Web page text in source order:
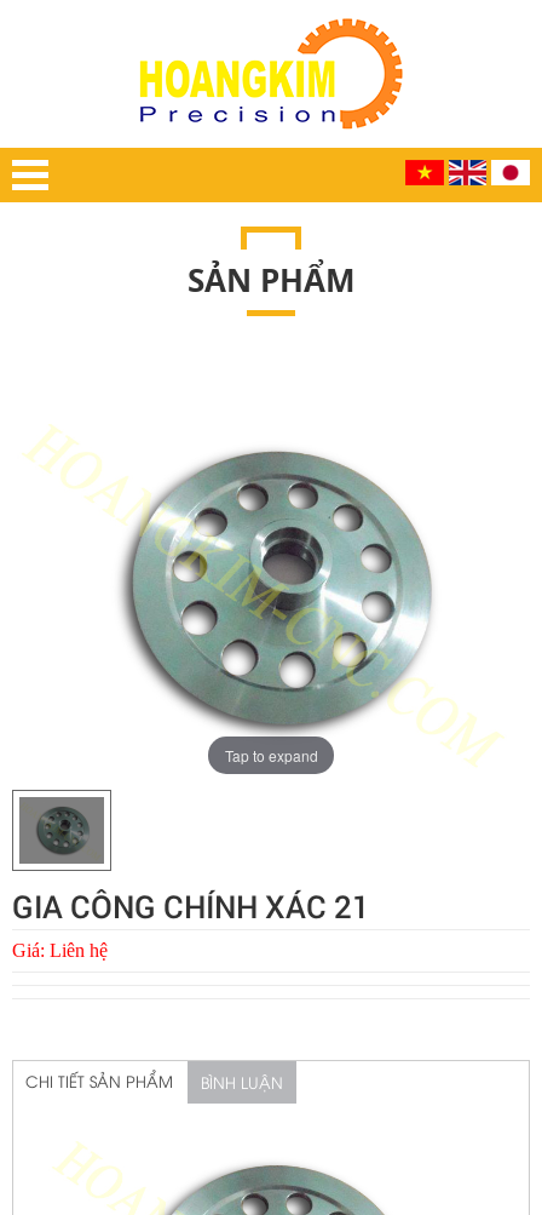
SẢN PHẨM
Tap to expand
GIA CÔNG CHÍNH XÁC 21
Giá: Liên hệ
CHI TIẾT SẢN PHẨM BÌNH LUẬN